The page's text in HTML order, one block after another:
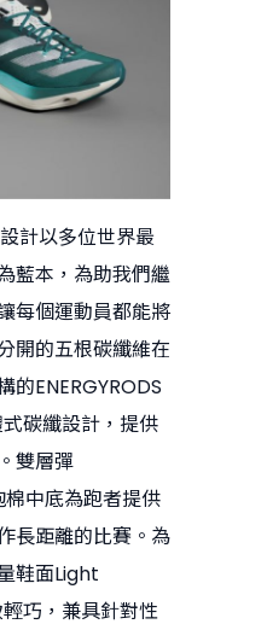
計以多位世界最
藍本，為助我們繼
每個運動員都能將
開的五根碳纖維在
的ENERGYRODS
碳纖設計，提供
雙層彈
中底為跑者提供
長距離的比賽。為
鞋面Light
巧，兼具針對性